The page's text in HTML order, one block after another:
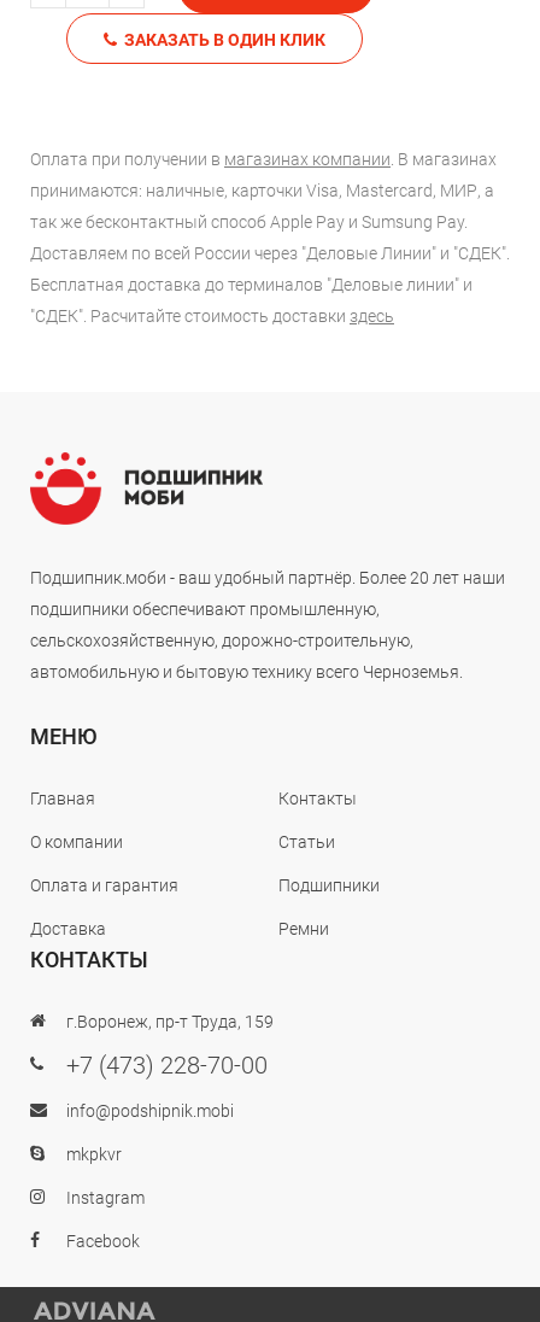
ЗАКАЗАТЬ В ОДИН КЛИК
Оплата при получении в магазинах компании . В магазинах
принимаются: наличные, карточки Visa, Mastercard, МИР, а
так же бесконтактный способ Apple Pay и Sumsung Pay.
Доставляем по всей России через "Деловые Линии" и "СДЕК".
Бесплатная доставка до терминалов "Деловые линии" и
"СДЕК". Расчитайте стоимость доставки здесь
Подшипник.моби - ваш удобный партнёр. Более 20 лет наши
подшипники обеспечивают промышленную,
сельскохозяйственную, дорожно-строительную,
автомобильную и бытовую технику всего Черноземья.
МЕНЮ
Главная
О компании
Оплата и гарантия
Доставка
Контакты
Статьи
Подшипники
Ремни
КОНТАКТЫ
г.Воронеж, пр-т Труда, 159
+7 (473) 228-70-00
info@podshipnik.mobi
mkpkvr
Instagram
Facebook